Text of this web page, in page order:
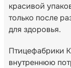
красивой
только после
для здоровья.
Птицефабрики
внутреннюю